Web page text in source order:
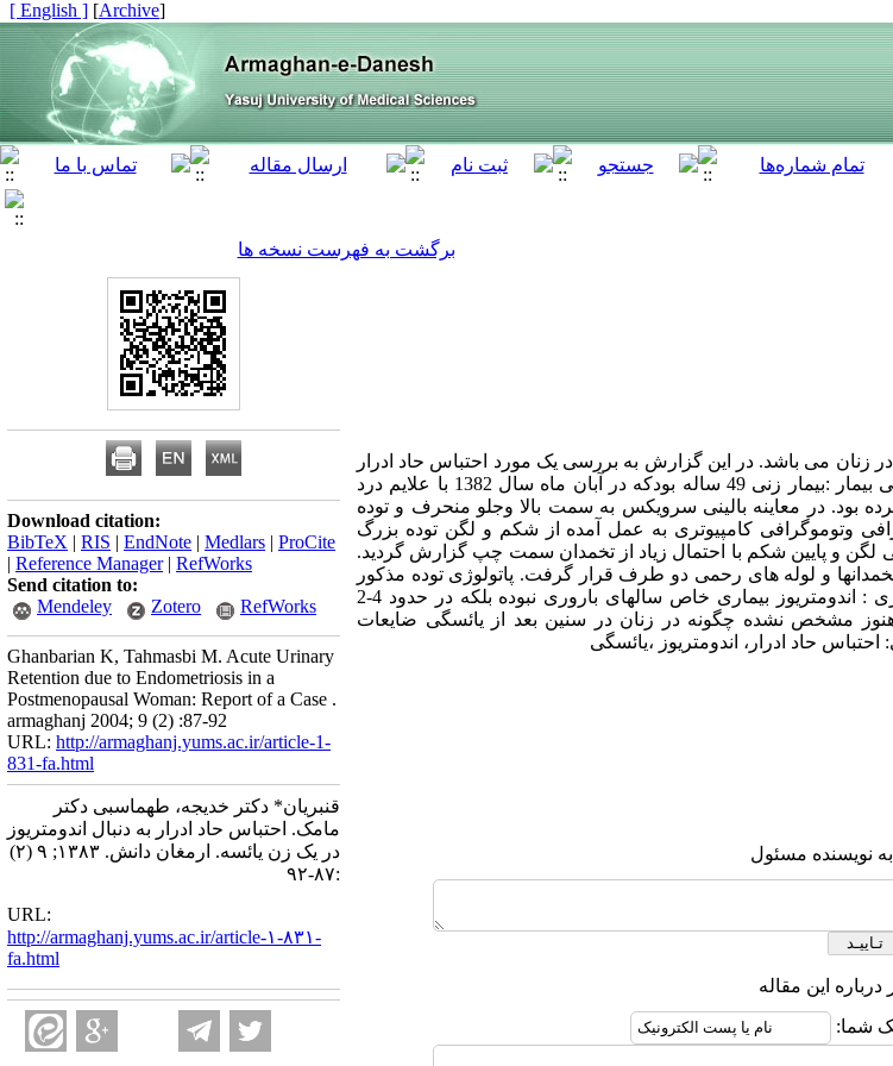
[
Archive
]
[ English ]
برگشت به فهرست نسخه ها
زنان می باشد. در این گزارش به بررسی یک مورد احتباس حاد ادرار
به دنبال اندومتریوز در یک زن یائسه پرداخته شده است. معرفی بیمار :بیمار زنی 49 ساله بودکه در آبان ماه سال 1382 با علایم درد
بود. در معاینه بالینی سرویکس به سمت بالا وجلو منحرف و توده
وتوموگرافی کامپیوتری به عمل آمده از شکم و لگن توده بزرگ
12 در 14 سانت در قسمت میانی لگن و پایین شکم با احتمال زیاد از تخمدان سمت چپ گزارش گردید.
و لوله های رحمی دو طرف قرار گرفت. پاتولوژی توده مذکور
اندومتریوز گزارش گردید. سطح125CA- طبیعی بود. نتیجه گیری : اندومتریوز بیماری خاص سالهای باروری نبوده بلکه در حدود 4-2
مشخص نشده چگونه در زنان در سنین بعد از یائسگی ضایعات
حاد ادرار، اندومتریوز ،یائسگی
به نویسنده مسئول
این مقاله
شما:
Download citation:
BibTeX | RIS | EndNote | Medlars | ProCite
| Reference Manager| RefWorks
Send citation to:
Mendeley
Zotero RefWorks
Ghanbarian K, Tahmasbi M. Acute Urinary
Retention due to Endometriosis in a
Postmenopausal Woman: Report of a Case .
armaghanj 2004; 9 (2) :87-92
URL: http://armaghanj.yums.ac.ir/article-1-
831-fa.html
قنبریان* دکتر خدیجه، طهماسبی دکتر
مامک. احتباس حاد ادرار به دنبال اندومتریوز
در یک زن یائسه. ارمغان دانش. ۱۳۸۳; ۹ (۲)
:۸۷-۹۲
URL:
http://armaghanj.yums.ac.ir/article-۱-۸۳۱-
fa.html